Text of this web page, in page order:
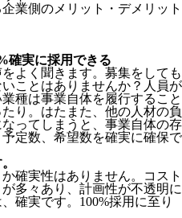
業側のメリット・デメリット
確実に採用できる
よく聞きます。募集をしても
ことはありませんか？人員が
種は事業自体を履行すること
り。はたまた、他の人材の負
ってしまうと、事業自体の存
定数、希望数を確実に確保で
確実性はありません。コスト
多々あり、計画性が不透明に
確実です。100%採用に至り